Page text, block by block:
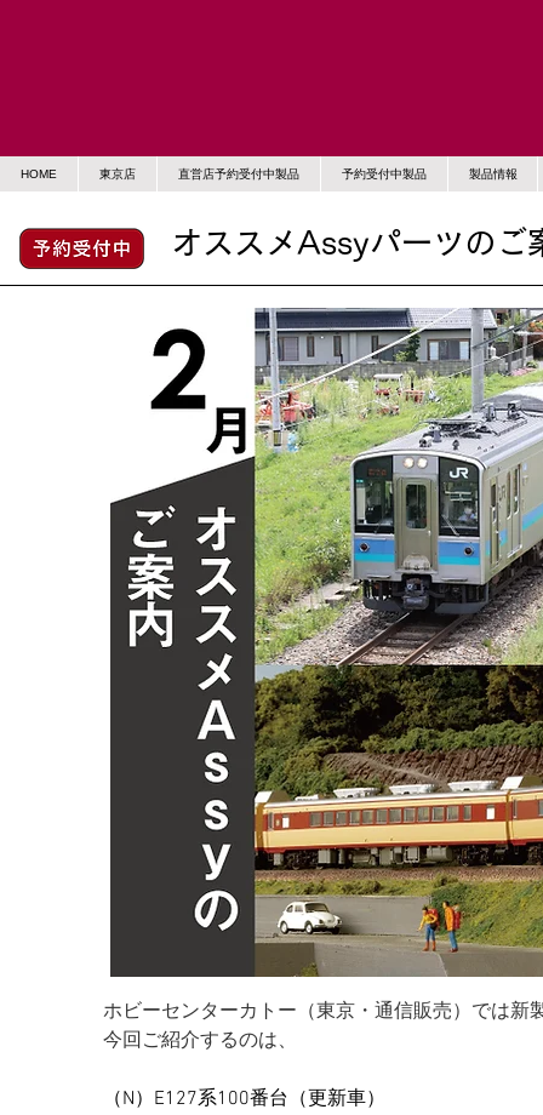
HOME 東京店 直営店予約受付中製品 予約受付中製品 製品情報
オススメAssyパーツの
ホビーセンターカトー（東京・通信販売）では新
今回ご紹介するのは、
（N）E127系100番台（更新車）